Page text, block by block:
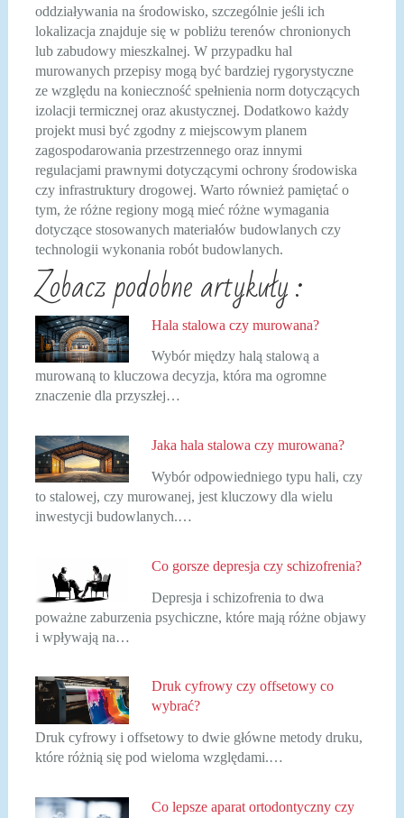
oddziaływania na środowisko, szczególnie jeśli ich
lokalizacja znajduje się w pobliżu terenów chronionych
lub zabudowy mieszkalnej. W przypadku hal
murowanych przepisy mogą być bardziej rygorystyczne
ze względu na konieczność spełnienia norm dotyczących
izolacji termicznej oraz akustycznej. Dodatkowo każdy
projekt musi być zgodny z miejscowym planem
zagospodarowania przestrzennego oraz innymi
regulacjami prawnymi dotyczącymi ochrony środowiska
czy infrastruktury drogowej. Warto również pamiętać o
tym, że różne regiony mogą mieć różne wymagania
dotyczące stosowanych materiałów budowlanych czy
technologii wykonania robót budowlanych.
Zobacz podobne artykuły :
Hala stalowa czy murowana?
Wybór między halą stalową a
murowaną to kluczowa decyzja, która ma ogromne
znaczenie dla przyszłej…
Jaka hala stalowa czy murowana?
Wybór odpowiedniego typu hali, czy
to stalowej, czy murowanej, jest kluczowy dla wielu
inwestycji budowlanych.…
Co gorsze depresja czy schizofrenia?
Depresja i schizofrenia to dwa
poważne zaburzenia psychiczne, które mają różne objawy
i wpływają na…
Druk cyfrowy czy offsetowy co
wybrać?
Druk cyfrowy i offsetowy to dwie główne metody druku,
które różnią się pod wieloma względami.…
Co lepsze aparat ortodontyczny czy